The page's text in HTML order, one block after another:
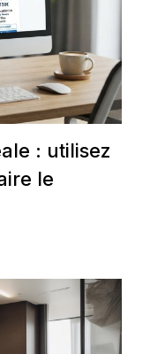
: utilisez
le